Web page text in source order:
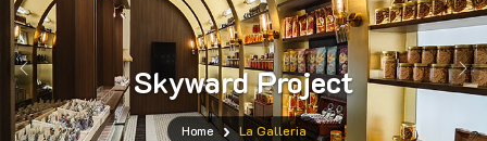
Skyward Project
Home La Galleria
Previous